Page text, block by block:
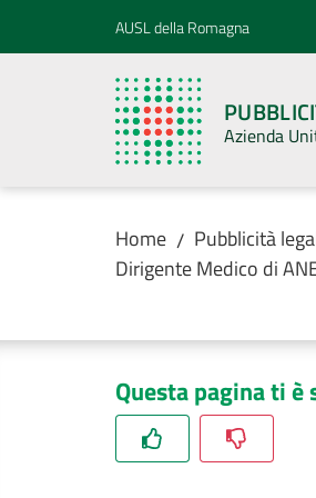
Vai al contenuto
Vai alla navigazioneAUSL della Romagna
Azienda
Home / Pubblicità
Dirigente Medico di
Questa pagina ti è